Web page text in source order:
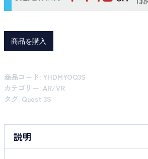
商品を購入
商品コード: YHDMYOQ3S
カテゴリー: AR/VR
タグ: Quest 3S
説明